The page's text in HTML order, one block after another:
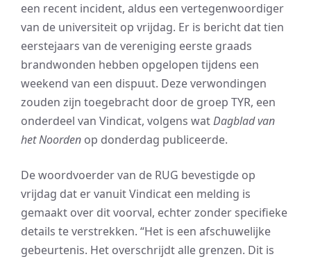
een recent incident, aldus een vertegenwoordiger
van de universiteit op vrijdag. Er is bericht dat tien
eerstejaars van de vereniging eerste graads
brandwonden hebben opgelopen tijdens een
weekend van een dispuut. Deze verwondingen
zouden zijn toegebracht door de groep TYR, een
onderdeel van Vindicat, volgens watDagblad van
het Noorden op donderdag publiceerde.
De woordvoerder van de RUG bevestigde op
vrijdag dat er vanuit Vindicat een melding is
gemaakt over dit voorval, echter zonder specifieke
details te verstrekken. “Het is een afschuwelijke
gebeurtenis. Het overschrijdt alle grenzen. Dit is